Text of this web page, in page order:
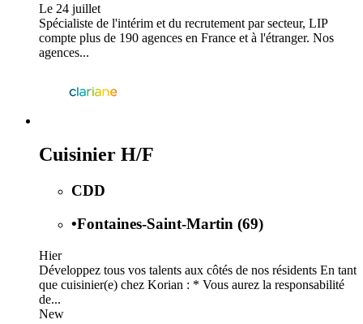
Le 24 juillet
Spécialiste de l'intérim et du recrutement par secteur, LIP
compte plus de 190 agences en France et à l'étranger. Nos
agences...
Cuisinier H/F
CDD
•Fontaines-Saint-Martin (69)
Hier
Développez tous vos talents aux côtés de nos résidents En tant
que cuisinier(e) chez Korian : * Vous aurez la responsabilité
de...
New